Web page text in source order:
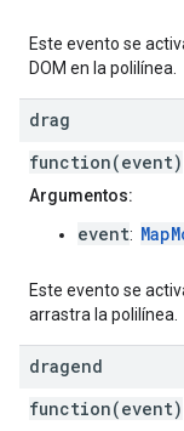
Este evento se
DOM en la polilínea.
drag
function(event)
Argumentos:
event:
Este evento se
arrastra la polilínea.
dragend
function(event)